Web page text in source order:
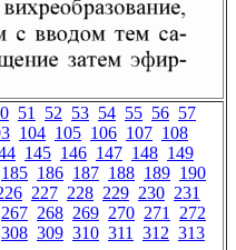
51 52 53 54 55 56 57
104 105 106 107 108
145 146 147 148 149
185 186 187 188 189 190
227 228 229 230 231
267 268 269 270 271 272
308 309 310 311 312 313